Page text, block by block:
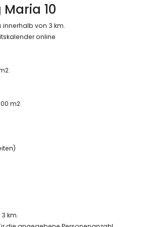
geeignet für Familien mit Kindern
Aufpreis
Babybett (auf Anfrage)
10
innerhalb von 3 km.
online
m2.
km.